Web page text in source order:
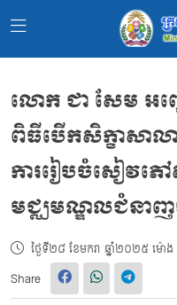
លោក ជា សែម អ
ពិធីបើកសិក្ខាសា
ការរៀបចំសៀវភ
មជ្ឈមណ្ឌលជំនាញ
ថ្ងៃទី២៨ ខែមករា ឆ្នាំ២០២៥ ម៉ោ
Share